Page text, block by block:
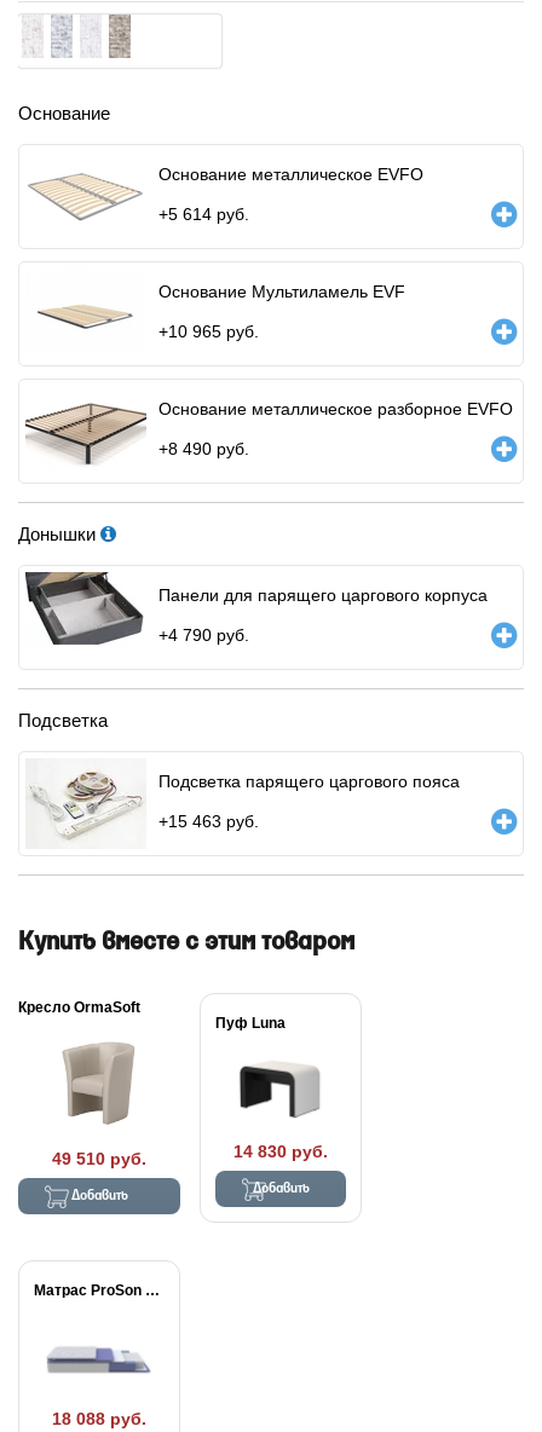
Основание
Основание металлическое EVFO
+5 614 руб.
Основание Мультиламель EVF
+10 965 руб.
Основание металлическое разборное EVFO
+8 490 руб.
Донышки
Панели для парящего царгового корпуса
+4 790 руб.
Подсветка
Подсветка парящего царгового пояса
+15 463 руб.
Купить вместе с этим товаром
Кресло OrmaSoft
49 510 руб.
Добавить
Пуф Luna
14 830 руб.
Добавить
Матрас ProSon Active...
18 088 руб.